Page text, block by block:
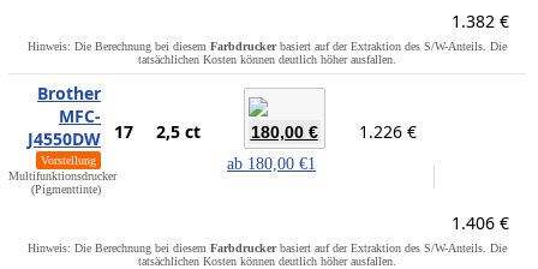
1.382 €
Hinweis: Die Berechnung bei diesem Farbdruckerbasiert auf der Extraktion des S/W-Anteils. Die
tatsächlichen Kosten können deutlich höher ausfallen.
Brother
MFC-
J4550DW
Vorstellung
Multifunktionsdrucker
(Pigmenttinte)
17 2,5 ct 180,00 €
ab 180,00 €1
1.226 €
1.406 €
Hinweis: Die Berechnung bei diesem Farbdruckerbasiert auf der Extraktion des S/W-Anteils. Die
tatsächlichen Kosten können deutlich höher ausfallen.